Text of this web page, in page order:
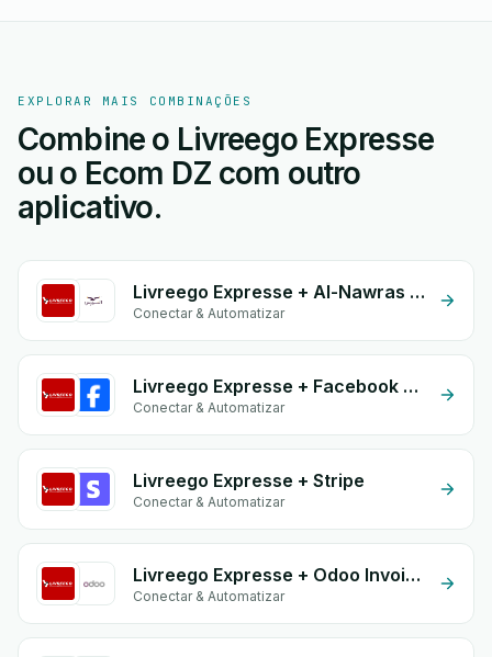
EXPLORAR MAIS COMBINAÇÕES
Combine o Livreego Expresse
ou o Ecom DZ com outro
aplicativo.
Livreego Expresse + Al-Nawras (Nawris)
Conectar & Automatizar
Livreego Expresse + Facebook Conversion API (CAPI)
Conectar & Automatizar
Livreego Expresse + Stripe
Conectar & Automatizar
Livreego Expresse + Odoo Invoices
Conectar & Automatizar